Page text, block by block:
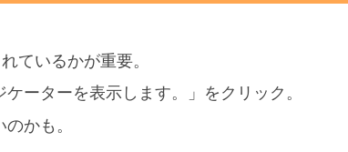
ているかが重要。
ーターを表示します。」をクリック。
かも。